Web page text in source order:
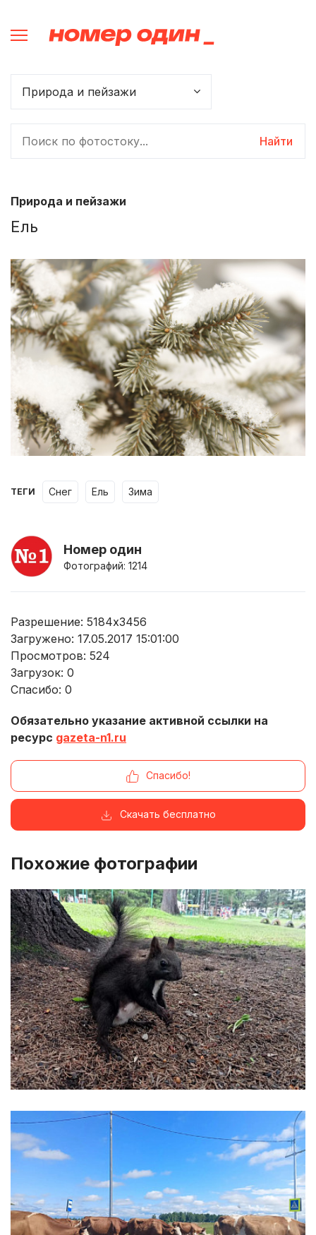
Найти
Природа и пейзажи
Ель
ТЕГИ снег ель зима
Номер один
Фотографий: 1214
Разрешение: 5184x3456
Загружено: 17.05.2017 15:01:00
Просмотров: 524
Загрузок: 0
Спасибо: 0
Обязательно указание активной ссылки на
ресурс gazeta-n1.ru
Спасибо!
Скачать бесплатно
Похожие фотографии